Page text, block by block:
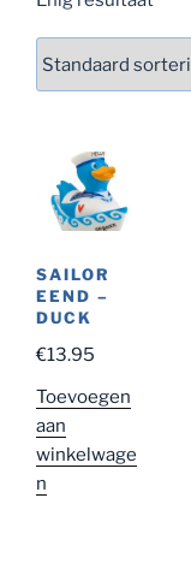
SAILOR
EEND –
DUCK
€13.95
Toevoegen
aan
winkelwage
n